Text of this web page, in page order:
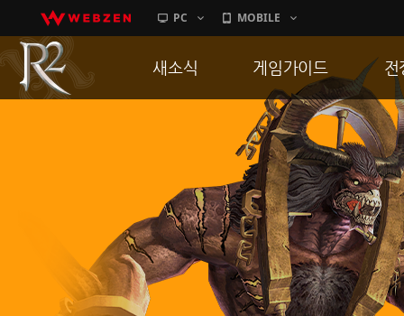
PC MOBILE
새소식
이벤트
히스토리
PC방으로간다
게임가이드
게임 특징
서버가이드
신병훈련소
세부가이드
통합보급센터
전
통
공